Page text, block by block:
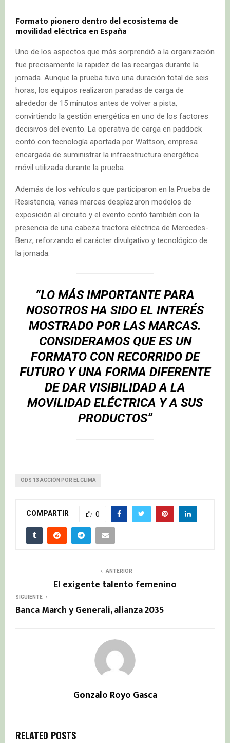
Formato pionero dentro del ecosistema de
movilidad eléctrica en España
Uno de los aspectos que más sorprendió a la organización
fue precisamente la rapidez de las recargas durante la
jornada. Aunque la prueba tuvo una duración total de seis
horas, los equipos realizaron paradas de carga de
alrededor de 15 minutos antes de volver a pista,
convirtiendo la gestión energética en uno de los factores
decisivos del evento. La operativa de carga en paddock
contó con tecnología aportada por Wattson, empresa
encargada de suministrar la infraestructura energética
móvil utilizada durante la prueba.
Además de los vehículos que participaron en la Prueba de
Resistencia, varias marcas desplazaron modelos de
exposición al circuito y el evento contó también con la
presencia de una cabeza tractora eléctrica de Mercedes-
Benz, reforzando el carácter divulgativo y tecnológico de
la jornada.
“LO MÁS IMPORTANTE PARA
NOSOTROS HA SIDO EL INTERÉS
MOSTRADO POR LAS MARCAS.
CONSIDERAMOS QUE ES UN
FORMATO CON RECORRIDO DE
FUTURO Y UNA FORMA DIFERENTE
DE DAR VISIBILIDAD A LA
MOVILIDAD ELÉCTRICA Y A SUS
PRODUCTOS”
ODS 13 ACCIÓN POR EL CLIMA
COMPARTIR 0
ANTERIOR
El exigente talento femenino
SIGUIENTE
Banca March y Generali, alianza 2035
Gonzalo Royo Gasca
RELATED POSTS